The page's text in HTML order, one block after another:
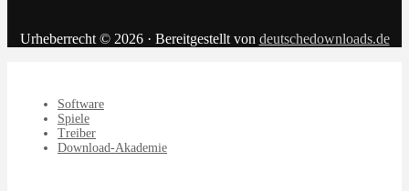
Urheberrecht © 2026 · Bereitgestellt von deutschedownloads.de
Software
Spiele
Treiber
Download-Akademie